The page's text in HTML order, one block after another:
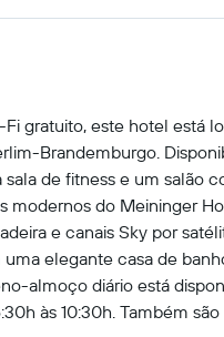
gratuito, este hotel está
Brandemburgo.
sala de fitness e um salão
modernos do Meininger
e canais Sky por
elegante casa de
almoço diário está
às 10:30h. Também